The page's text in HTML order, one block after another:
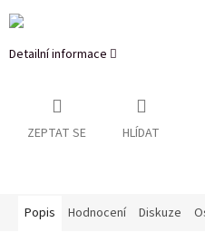
Detailní informace
ZEPTAT SE HLÍDAT
Popis Hodnocení Diskuze